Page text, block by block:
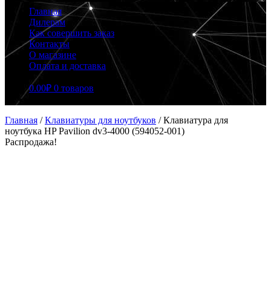
Главная
Дилерам
Как совершить заказ
Контакты
О магазине
Оплата и доставка
0.00₽ 0 товаров
Главная /Клавиатуры для ноутбуков /Клавиатура для
ноутбука HP Pavilion dv3-4000 (594052-001)
Распродажа!